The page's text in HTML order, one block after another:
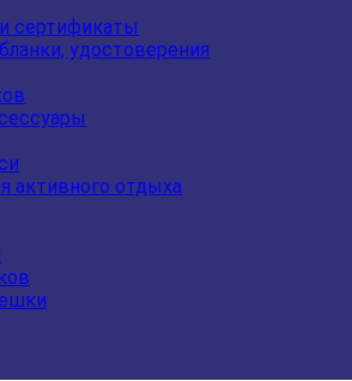
сертификаты
удостоверения
активного отдыха